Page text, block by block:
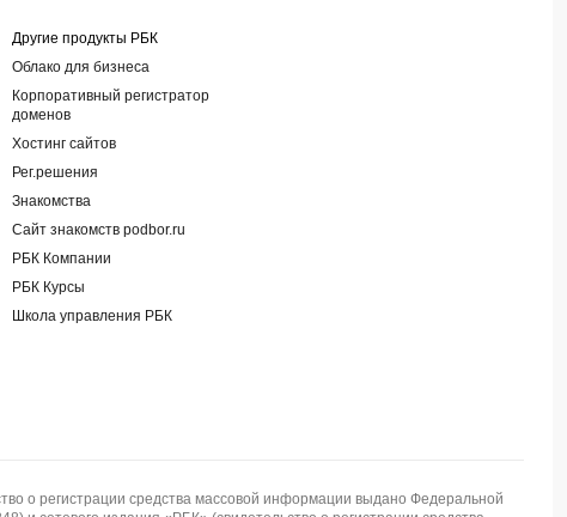
Другие продукты РБК
Облако для бизнеса
Корпоративный регистратор
доменов
Хостинг сайтов
Рег.решения
Знакомства
Сайт знакомств podbor.ru
РБК Компании
РБК Курсы
Школа управления РБК
регистрации средства массовой информации выдано Федеральной